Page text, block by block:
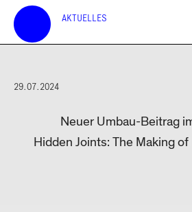
AKTUELLES
29.07.2024
Neuer Umbau-Beitrag
Hidden Joints: The Making